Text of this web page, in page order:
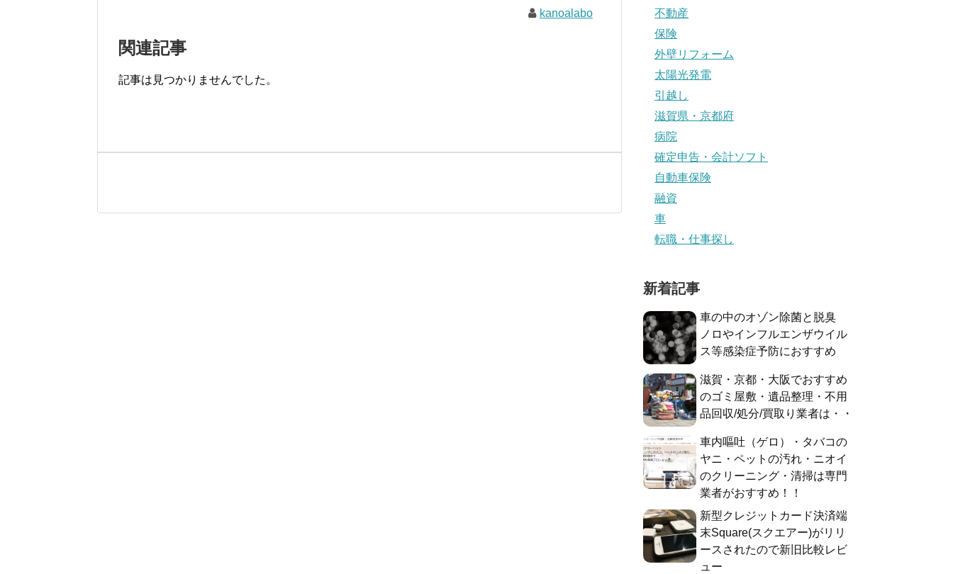
kanoalabo
関連記事
記事は見つかりませんでした。
不動産
保険
外壁リフォーム
太陽光発電
引越し
滋賀県・京都府
病院
確定申告・会計ソフト
自動車保険
融資
車
転職・仕事探し
新着記事
車の中のオゾン除菌と脱臭
ノロやインフルエンザウイル
ス等感染症予防におすすめ
滋賀・京都・大阪でおすすめ
のゴミ屋敷・遺品整理・不用
品回収/処分/買取り業者は・・
車内嘔吐（ゲロ）・タバコの
ヤニ・ペットの汚れ・ニオイ
のクリーニング・清掃は専門
業者がおすすめ！！
新型クレジットカード決済端
末Square(スクエアー)がリリ
ースされたので新旧比較レビ
ュー